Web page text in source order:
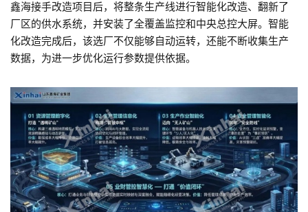
鑫海接手改造项目后，将整条生产线进行智能化改造、翻新了
厂区的供水系统，并安装了全覆盖监控和中央总控大屏。智能
化改造完成后，该选厂不仅能够自动运转，还能不断收集生产
数据，为进一步优化运行参数提供依据。